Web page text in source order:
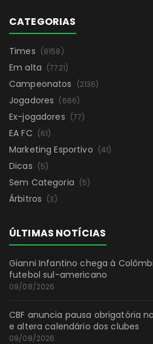
CATEGORIAS
Times (8158)
Em alta (7721)
Campeonatos (2136)
Jogadores (666)
Ex-jogadores (77)
EA FC (61)
Marketing Esportivo (41)
Dicas (5)
Sem Categoria (5)
Árbitros (3)
ÚLTIMAS NOTÍCIAS
Gianni Infantino chega à
futebol sul-americano
09/08/2026
CBF anuncia pausa obrigatória
e altera calendário dos clubes
09/08/2026